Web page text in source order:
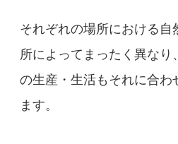
それぞれの場所における自
所によってまったく異なり
の生産・生活もそれに合わ
ます。